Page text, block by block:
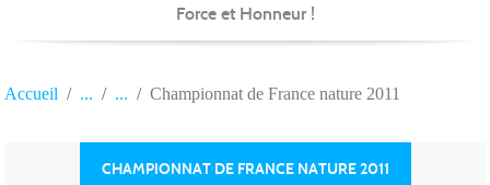
Force et Honneur !
Accueil Championnat de France nature 2011
CHAMPIONNAT DE FRANCE NATURE 2011